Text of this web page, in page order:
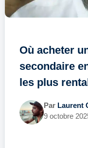
Où acheter
secondaire
les plus
Par Laurent
9 octobre